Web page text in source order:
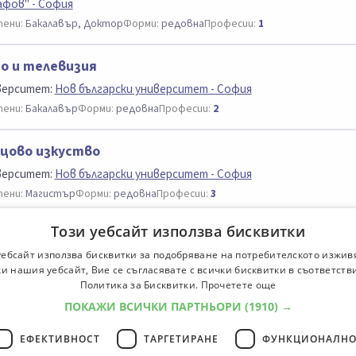
- София
Бакалавър, ДокторФорми: редовнаПрофесии: 1
и телевизия
Нов български университет - София
БакалавърФорми: редовнаПрофесии: 2
изкуство
Нов български университет - София
МагистърФорми: редовнаПрофесии: 3
на движението
Национална академия за театрално и филмово
- София
Професии:
1
Този уебсайт използва бисквитки
използва бисквитки за подобряване на потребителското
нашия уебсайт, Вие се съгласявате с всички бисквитки в
Политика за Бисквитки. Прочетете още
ПОКАЖИ ВСИЧКИ ПАРТНЬОРИ (1910) →
ЕФЕКТИВНОСТ ТАРГЕТИРАНЕ